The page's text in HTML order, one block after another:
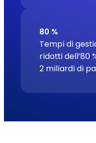
80 %
Tempi di
ridotti dell’80
2 miliardi di